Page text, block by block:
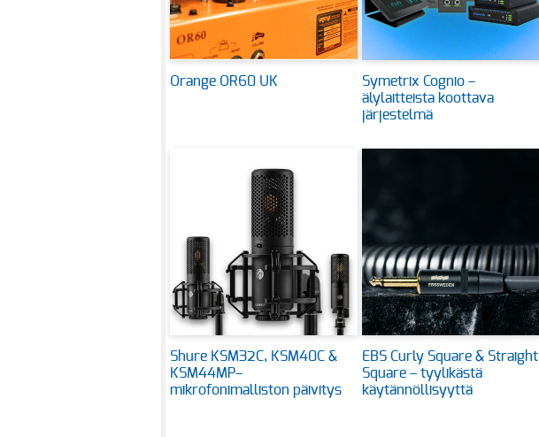
Orange OR60 UK
Symetrix Cognio –
älylaitteista koottava
järjestelmä
Shure KSM32C, KSM40C &
KSM44MP–
mikrofonimalliston päivitys
EBS Curly Square & Straight
Square – tyylikästä
käytännöllisyyttä